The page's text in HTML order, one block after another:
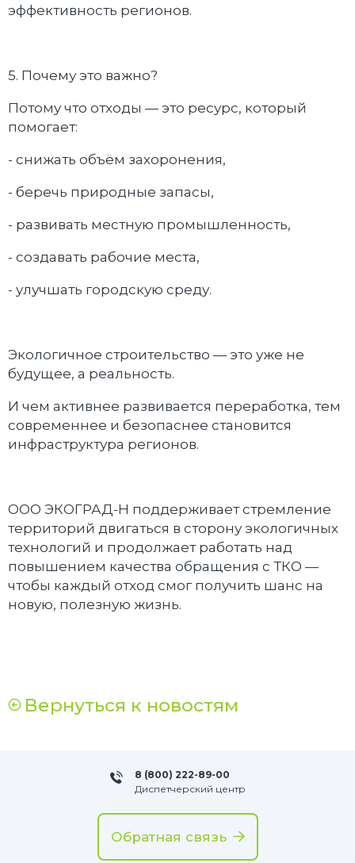
эффективность регионов.
5. Почему это важно?
Потому что отходы — это ресурс, который
помогает:
- снижать объём захоронения,
- беречь природные запасы,
- развивать местную промышленность,
- создавать рабочие места,
- улучшать городскую среду.
Экологичное строительство — это уже не
будущее, а реальность.
И чем активнее развивается переработка, тем
современнее и безопаснее становится
инфраструктура регионов.
ООО ЭКОГРАД-Н поддерживает стремление
территорий двигаться в сторону экологичных
технологий и продолжает работать над
повышением качества обращения с ТКО —
чтобы каждый отход смог получить шанс на
новую, полезную жизнь.
Вернуться к новостям
8 (800) 222-89-00
Диспетчерский центр
Обратная связь